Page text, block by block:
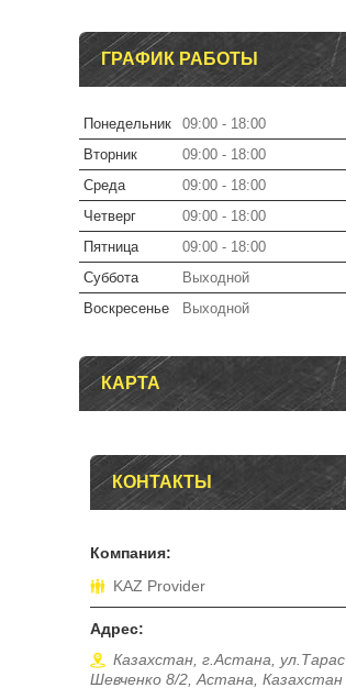
ГРАФИК РАБОТЫ
Понедельник 09:00
18:00
Вторник
09:00
18:00
Среда
09:00
18:00
Четверг
09:00
18:00
Пятница
09:00
18:00
Суббота
Выходной
Воскресенье
Выходной
КАРТА
КОНТАКТЫ
KAZ Provider
Казахстан, г.Астана, ул.Тарас
Шевченко 8/2, Астана, Казахстан